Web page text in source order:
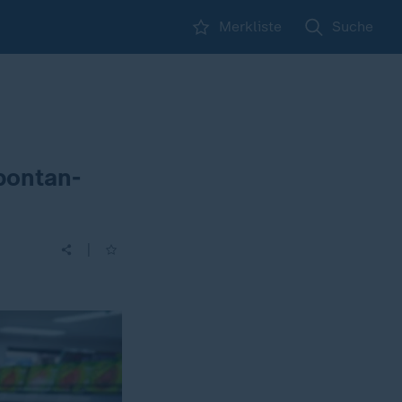
Merkliste Suche